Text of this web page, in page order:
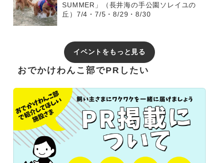
SUMMER」（長井海の手公園ソレイユの
丘）7/4・7/5・8/29・8/30
イベントをもっと見る
おでかけわんこ部でPRしたい